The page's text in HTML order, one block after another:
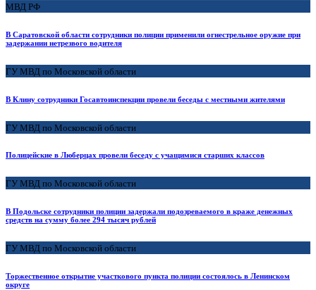
МВД РФ
В Саратовской области сотрудники полиции применили огнестрельное оружие при
задержании нетрезвого водителя
ГУ МВД по Московской области
В Клину сотрудники Госавтоинспекции провели беседы с местными жителями
ГУ МВД по Московской области
Полицейские в Люберцах провели беседу с учащимися старших классов
ГУ МВД по Московской области
В Подольске сотрудники полиции задержали подозреваемого в краже денежных
средств на сумму более 294 тысяч рублей
ГУ МВД по Московской области
Торжественное открытие участкового пункта полиции состоялось в Ленинском
округе